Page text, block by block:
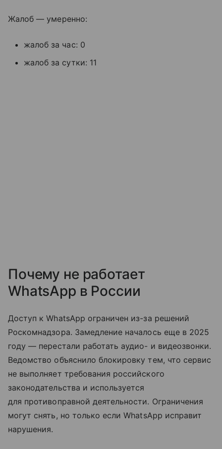
Жалоб — умеренно:
жалоб за час: 0
жалоб за сутки: 11
Почему не работает
WhatsApp в России
Доступ к WhatsApp ограничен из-за решений
Роскомнадзора. Замедление началось еще в 2025
году — перестали работать аудио- и видеозвонки.
Ведомство объяснило блокировку тем, что сервис
не выполняет требования российского
законодательства и используется
для противоправной деятельности. Ограничения
могут снять, но только если WhatsApp исправит
нарушения.